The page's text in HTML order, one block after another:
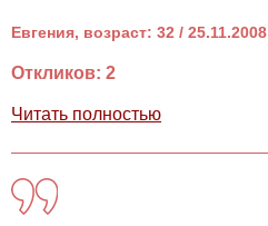
Евгения, возраст: 32 / 25.11.2008
Откликов: 2
Читать полностью